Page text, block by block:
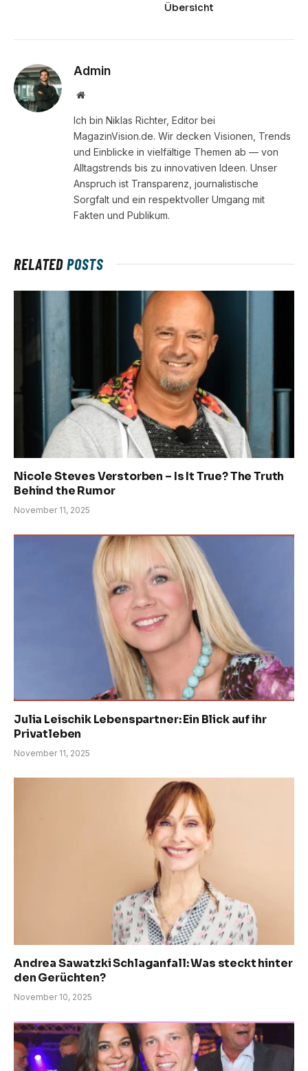
Übersicht
Admin
Website
Ich bin Niklas Richter, Editor bei
MagazinVision.de. Wir decken Visionen, Trends
und Einblicke in vielfältige Themen ab — von
Alltagstrends bis zu innovativen Ideen. Unser
Anspruch ist Transparenz, journalistische
Sorgfalt und ein respektvoller Umgang mit
Fakten und Publikum.
RELATEDPOSTS
Nicole Steves Verstorben – Is It True? The Truth
Behind the Rumor
November 11, 2025
Julia Leischik Lebenspartner: Ein Blick auf ihr
Privatleben
November 11, 2025
Andrea Sawatzki Schlaganfall: Was steckt hinter
den Gerüchten?
November 10, 2025